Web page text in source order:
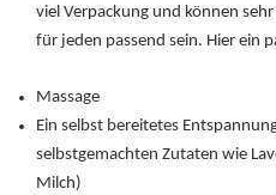
viel Verpackung und können
für jeden passend sein. Hier ein
Massage
Ein selbst bereitetes
selbstgemachten Zutaten wie
Milch)